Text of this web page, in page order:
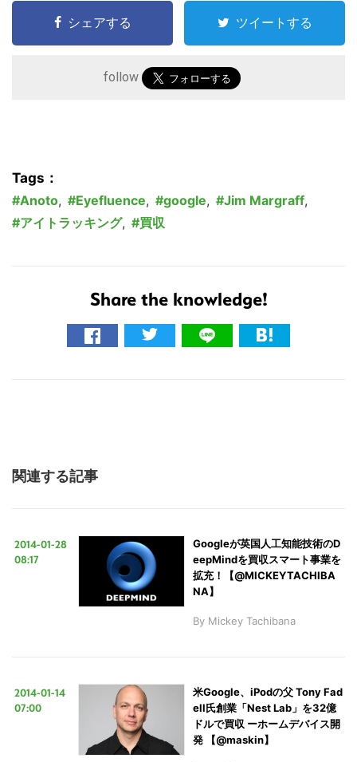
シェアする ツイートする
follow
Tags：
Anoto, Eyefluence, google, Jim Margraff,
アイトラッキング, 買収
Share the knowledge!
関連する記事
2014-01-28
08:17
Googleが英国人工知能技術のD
eepMindを買収スマート事業を
拡充！【@MICKEYTACHIBA
NA】
By Mickey Tachibana
2014-01-14
07:00
米Google、iPodの父 Tony Fad
ell氏創業「Nest Lab」を32億
ドルで買収 ーホームデバイス開
発 【@maskin】
こ
の